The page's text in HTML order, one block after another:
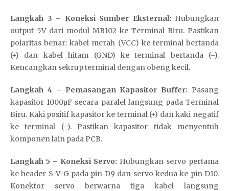
Langkah 3 – Koneksi Sumber Eksternal: Hubungkan
output 5V dari modul MB102 ke Terminal Biru. Pastikan
polaritas benar: kabel merah (VCC) ke terminal bertanda
(+) dan kabel hitam (GND) ke terminal bertanda (–).
Kencangkan sekrup terminal dengan obeng kecil.
Langkah 4 – Pemasangan Kapasitor Buffer: Pasang
kapasitor 1000µF secara paralel langsung pada Terminal
Biru. Kaki positif kapasitor ke terminal (+) dan kaki negatif
ke terminal (–). Pastikan kapasitor tidak menyentuh
komponen lain pada PCB.
Langkah 5 – Koneksi Servo: Hubungkan servo pertama
ke header S-V-G pada pin D9 dan servo kedua ke pin D10.
Konektor servo berwarna tiga kabel langsung